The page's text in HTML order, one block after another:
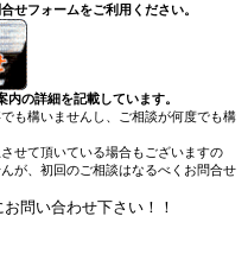
せフォームをご利用ください。
の詳細を記載しています。
も構いませんし、ご相談が何度でも構
せて頂いている場合もございますの
が、初回のご相談はなるべくお問合せ
問い合わせ下さい！！